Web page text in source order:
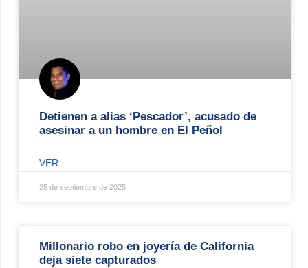
Detienen a alias ‘Pescador’, acusado de
asesinar a un hombre en El Peñol
VER.
25 de septiembre de 2025
Millonario robo en joyería de California
deja siete capturados